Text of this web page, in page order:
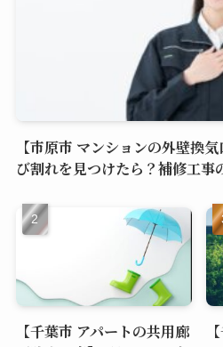
【市原市 マンションの外壁換
び割れを見つけたら？補修工事
【千葉市 アパートの共用廊